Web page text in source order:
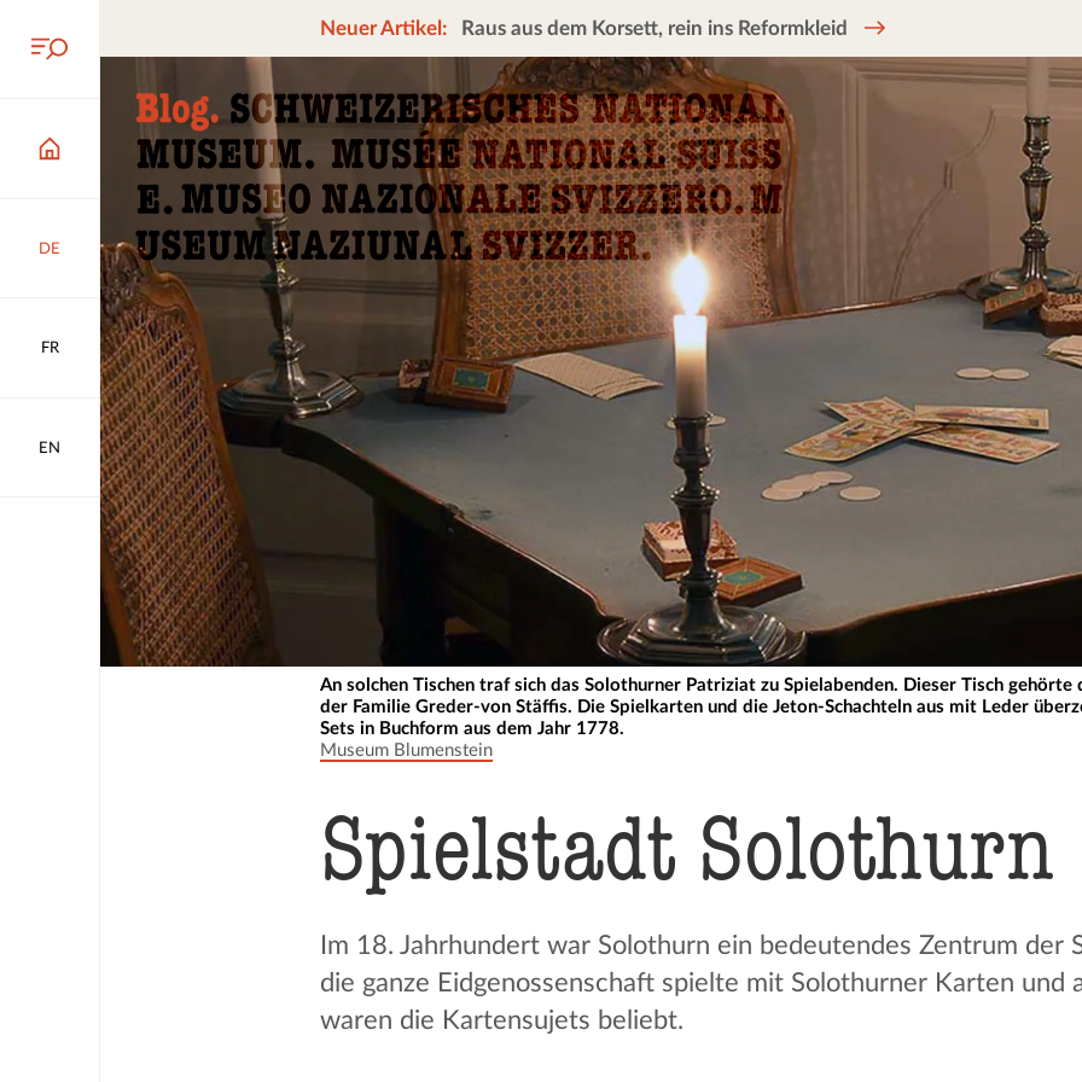
DE
FR
EN
Neuer Artikel: Raus aus dem Korsett, rein ins Reformkleid
An solchen Tischen traf sich das Solothurner Patriziat zu Spielabenden. Dieser Tisch
der Familie Greder-von Stäffis. Die Spielkarten und die Jeton-Schachteln aus mit Leder
Sets in Buchform aus dem Jahr 1778.
Museum Blumenstein
Spielstadt Solothurn
Im 18. Jahrhundert war Solothurn ein bedeutendes Zentrum der
die ganze Eidgenossenschaft spielte mit Solothurner Karten und
waren die Kartensujets beliebt.